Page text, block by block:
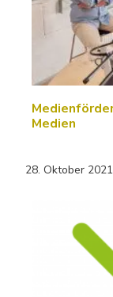
Medien
28. Oktober 2021